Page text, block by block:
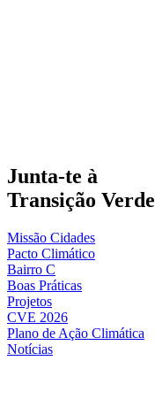
Junta-te à
Transição Verde
Missão Cidades
Pacto Climático
Bairro C
Boas Práticas
Projetos
CVE 2026
Plano de Ação Climática
Notícias